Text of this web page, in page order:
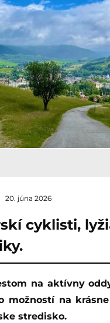
20. júna 2026
cyklisti,
možností na
stredisko.